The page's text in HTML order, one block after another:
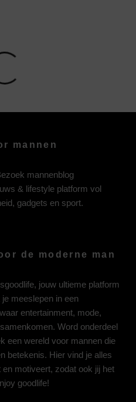
mannen
mannenblog
& lifestyle platform vol
gadgets en sport.
de moderne man
jouw ultieme platform
meeslepen in een
entertainment, mode,
Word onderdeel
een wereld voor mannen die
betekenis. Hier vind je alles
motiveert, zodat ook jij het
goodlife!